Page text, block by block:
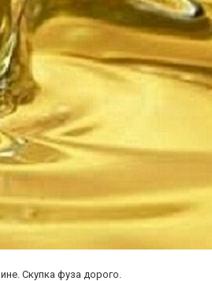
Скупка фуза дорого.